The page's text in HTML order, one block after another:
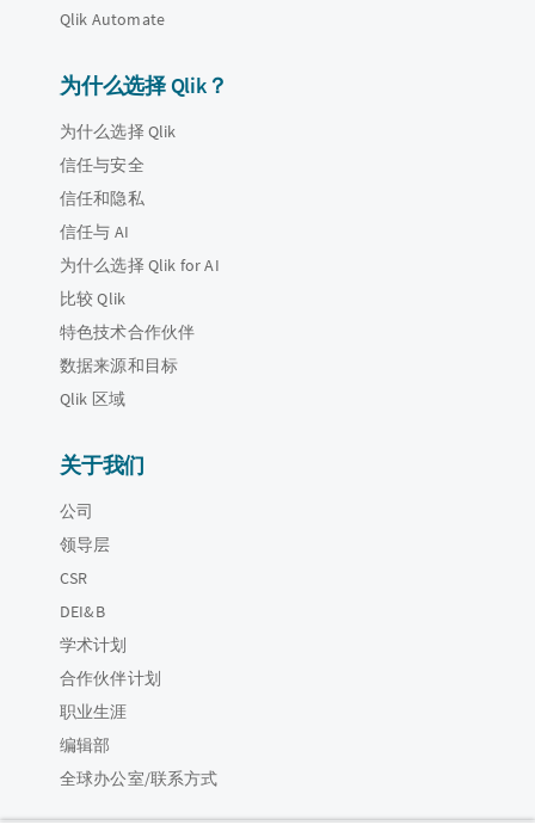
Qlik Automate
为什么选择 Qlik？
为什么选择 Qlik
信任与安全
信任和隐私
信任与 AI
为什么选择 Qlik for AI
比较 Qlik
特色技术合作伙伴
数据来源和目标
Qlik 区域
关于我们
公司
领导层
CSR
DEI&B
学术计划
合作伙伴计划
职业生涯
编辑部
全球办公室/联系方式